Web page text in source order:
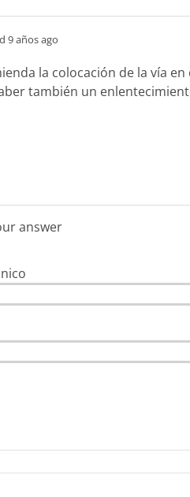
9 años ago
la colocación de la vía
también un
answer